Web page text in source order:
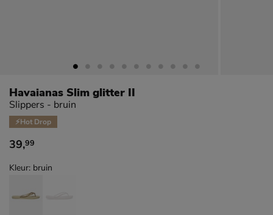
Havaianas Slim glitter II
Slippers - bruin
⚡Hot Drop
€ 39,99
39,99
Kleur: bruin